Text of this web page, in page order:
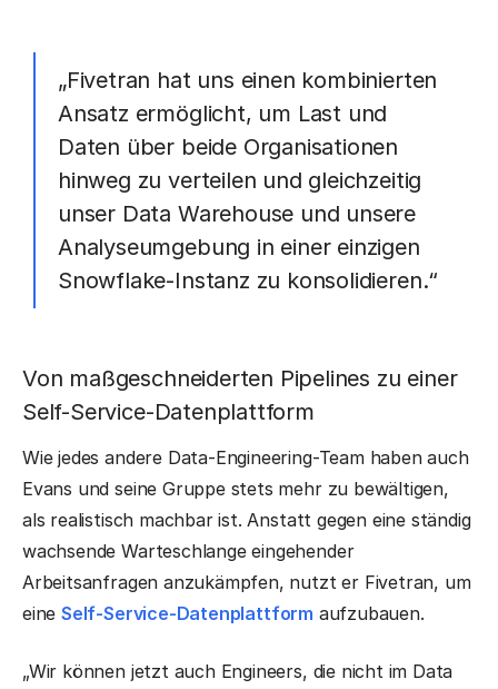
„Fivetran hat uns einen kombinierten
Ansatz ermöglicht, um Last und
Daten über beide Organisationen
hinweg zu verteilen und gleichzeitig
unser Data Warehouse und unsere
Analyseumgebung in einer einzigen
Snowflake-Instanz zu konsolidieren.“
Von maßgeschneiderten Pipelines zu einer
Self-Service-Datenplattform
Wie jedes andere Data-Engineering-Team haben auch
Evans und seine Gruppe stets mehr zu bewältigen,
als realistisch machbar ist. Anstatt gegen eine ständig
wachsende Warteschlange eingehender
Arbeitsanfragen anzukämpfen, nutzt er Fivetran, um
eineSelf-Service-Datenplattform aufzubauen.
„Wir können jetzt auch Engineers, die nicht im Data